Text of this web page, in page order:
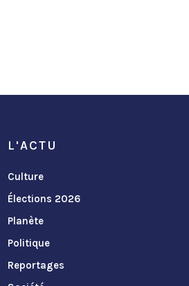
L'ACTU
Culture
Élections 2026
Planète
Politique
Reportages